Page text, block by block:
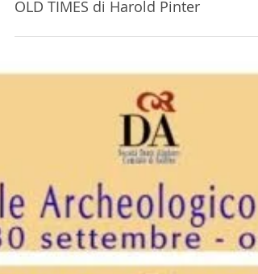
OLD TIMES di Harold Pinter